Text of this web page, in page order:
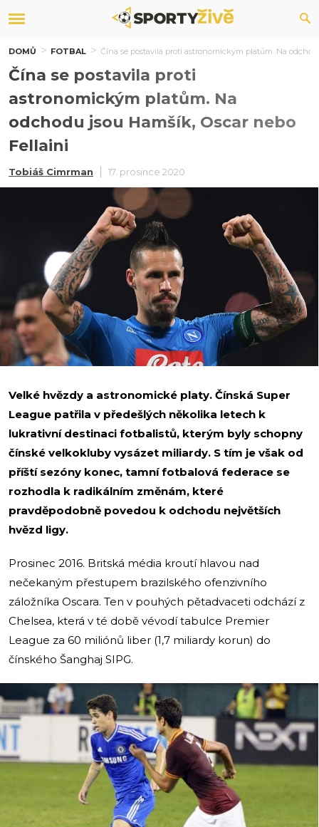
DOMŮ FOTBAL Čína se postavila proti astronomickým platům. Na
Čína se postavila proti
astronomickým platům. Na
odchodu jsou Hamšík, Oscar nebo
Fellaini
Tobiáš Cimrman 17. prosince 2020
Velké hvězdy a astronomické platy. Čínská Super
League patřila v předešlých několika letech k
lukrativní destinaci fotbalistů, kterým byly schopny
čínské velkokluby vysázet miliardy. S tím je však od
příští sezóny konec, tamní fotbalová federace se
rozhodla k radikálním změnám, které
pravděpodobně povedou k odchodu největších
hvězd ligy.
Prosinec 2016. Britská média kroutí hlavou nad
nečekaným přestupem brazilského ofenzivního
záložníka Oscara. Ten v pouhých pětadvaceti odchází z
Chelsea, která v té době vévodí tabulce Premier
League za 60 miliónů liber (1,7 miliardy korun) do
čínského Šanghaj SIPG.